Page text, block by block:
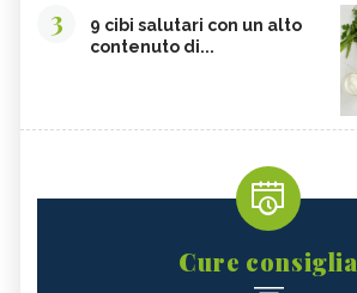
3
9 cibi salutari con un alto
contenuto di...
Cure consiglia